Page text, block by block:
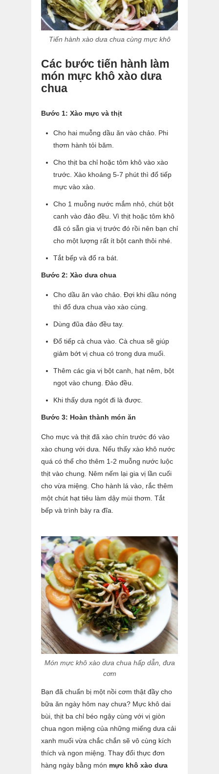
Tiến hành xào dưa chua cùng mực khô
Các bước tiến hành làm
món mực khô xào dưa
chua
Bước 1: Xào mực và thịt
Cho hai muỗng dầu ăn vào chảo. Phi
thơm hành tỏi băm.
Cho thịt ba chỉ hoặc tôm khô vào xào
trước. Xào khoảng 5-7 phút thì đổ tiếp
mực vào xào.
Cho 1 muỗng nước mắm nhỏ, chút bột
canh vào đảo đều. Vì thịt hoặc tôm khô
đã có sẵn gia vị trước đó rồi nên bạn chỉ
cho một lượng rất ít bột canh thôi nhé.
Tắt bếp và đổ ra bát.
Bước 2: Xào dưa chua
Cho dầu ăn vào chảo. Đợi khi dầu nóng
thì đổ dưa chua vào xào cùng.
Dùng đũa đảo đều tay.
Đổ tiếp cà chua vào. Cà chua sẽ giúp
giảm bớt vị chua có trong dưa muối.
Thêm các gia vị bột canh, hạt nêm, bột
ngọt vào chung. Đảo đều.
Khi thấy dưa ngót đi là được.
Bước 3: Hoàn thành món ăn
Cho mực và thịt đã xào chín trước đó vào
xào chung với dưa. Nếu thấy xào khô nước
quá có thể cho thêm 1-2 muỗng nước luộc
thịt vào chung. Nêm nếm lại gia vị lần cuối
cho vừa miệng. Cho hành lá vào, rắc thêm
một chút hạt tiêu làm dậy mùi thơm. Tắt
bếp và trình bày ra đĩa.
Món mực khô xào dưa chua hấp dẫn, đưa
cơm
Bạn đã chuẩn bị một nồi cơm thật đầy cho
bữa ăn ngày hôm nay chưa? Mực khô dai
bùi, thịt ba chỉ béo ngậy cùng với vị giòn
chua ngon miệng của những miếng dưa cải
xanh muối vừa chắc chắn sẽ vô cùng kích
thích và ngon miệng. Thay đổi thực đơn
hàng ngày bằng món mực khô xào dưa